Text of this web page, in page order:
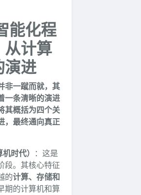
能化程
从计算
演进
非一蹴而就，其
一条清晰的演进
其概括为四个关
，最终通向真正
时代）
：这是
段。其核心特征
的计算、存储和
期的计算机和算